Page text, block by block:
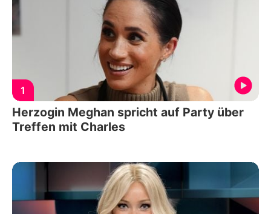
1
Herzogin Meghan spricht auf Party über
Treffen mit Charles